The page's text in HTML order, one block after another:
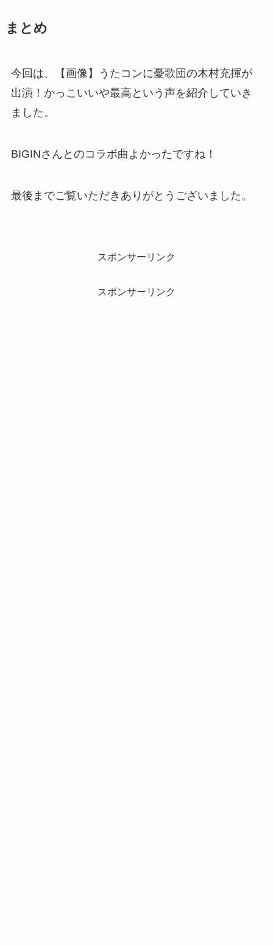
まとめ
今回は、【画像】うたコンに憂歌団の木村充揮が
出演！かっこいいや最高という声を紹介していき
ました。
BIGINさんとのコラボ曲よかったですね！
最後までご覧いただきありがとうございました。
スポンサーリンク
スポンサーリンク